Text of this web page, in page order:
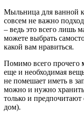
Мыльница для ванной
совсем не важно
– ведь это всего лишь
можете выбрать
какой вам нравиться.
Помимо всего прочего
еще и необходимая
не помешает иметь в
можно и нужно
только и
дом).